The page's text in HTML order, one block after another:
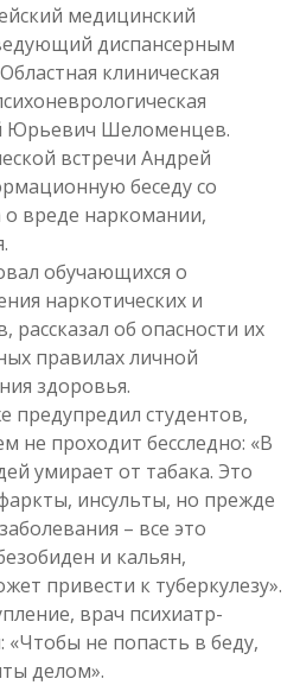
медицинский
диспансерным
клиническая
Юрьевич Шеломенцев.
встречи Андрей
беседу со
о вреде наркомании,
обучающихся о
наркотических и
рассказал об опасности их
правилах личной
здоровья.
студентов,
не проходит бесследно: «В
умирает от табака. Это
инсульты, но прежде
– все это
и кальян,
привести к туберкулезу».
врач психиатр-
«Чтобы не попасть в беду,
делом».